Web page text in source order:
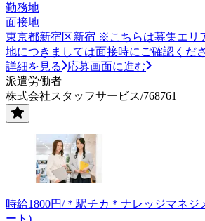
勤務地
面接地
東京都新宿区新宿 ※こちらは募集エリ
地につきましては面接時にご確認くだ
詳細を見る
応募画面に進む
派遣労働者
株式会社スタッフサービス/768761
時給1800円/＊駅チカ＊ナレッジマネジ
ート)